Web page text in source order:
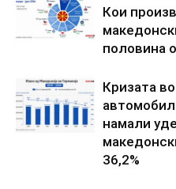
Кои
половина
Кризата
намали
36,2%